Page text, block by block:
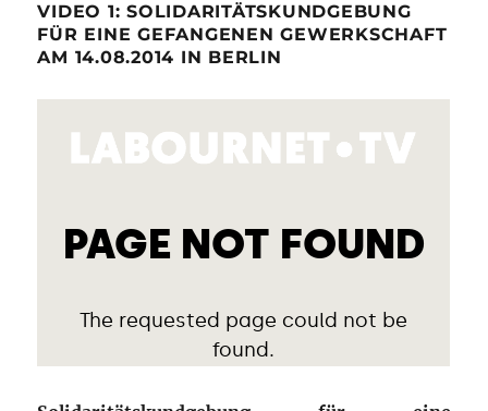
VIDEO 1: SOLIDARITÄTSKUNDGEBUNG
FÜR EINE GEFANGENEN GEWERKSCHAFT
AM 14.08.2014 IN BERLIN